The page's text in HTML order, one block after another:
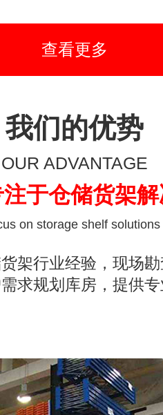
查看更多
我们的优势
OUR ADVANTAGE
于仓储货架
on storage shelf solutions
架行业经验，现场
求规划库房，提供